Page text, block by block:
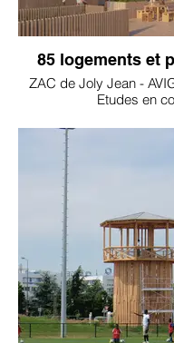
85 logements et
ZAC de Joly Jean -
Etudes en